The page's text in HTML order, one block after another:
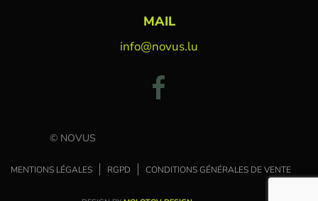
MAIL
info@novus.lu
© NOVUS
MENTIONS LÉGALES RGPD CONDITIONS GÉNÉRALES DE VENTE